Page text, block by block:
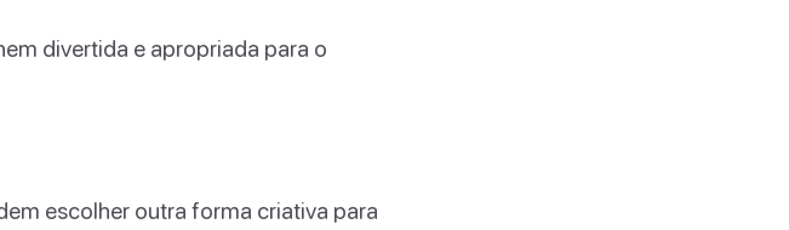
divertida e apropriada para o
escolher outra forma criativa para